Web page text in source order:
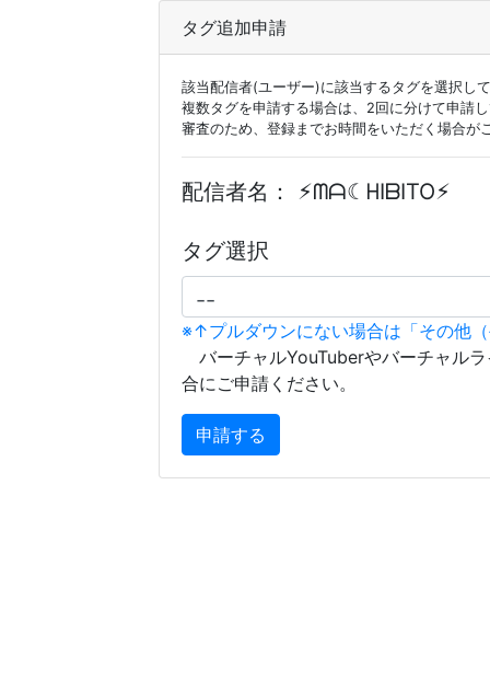
タグ追加申請
該当配信者(ユーザー)に該当するタグを選択し
複数タグを申請する場合は、2回に分けて申請
審査のため、登録までお時間をいただく場合が
配信者名： ⚡︎ᗰᗩ☾︎ᕼIᗷITO⚡︎
タグ選択
※↑プルダウンにない場合は「その他
バーチャルYouTuberやバーチャル
合にご申請ください。
申請する